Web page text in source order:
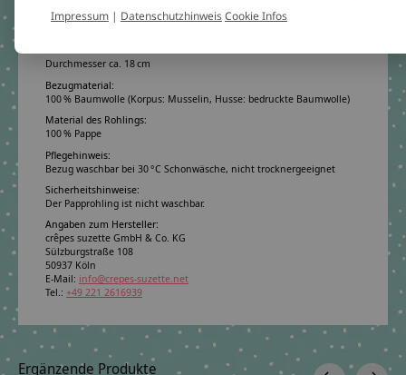
Höhe ca. 100 cm
Durchmesser ca. 18 cm
Bezugmaterial:
100 % Baumwolle (Korpus: Musselin, Husse: bedruckte Baumwolle)
Material des Rohlings:
100 % Pappe
Pflegehinweis:
Bezug waschbar bei 30 °C Schonwäsche, nicht trocknergeeignet
Sicherheitshinweise:
Der Papprohling ist nicht waschbar.
Angaben zum Hersteller:
crêpes suzette GmbH & Co. KG
Sülzburgstraße 108
50937 Köln
E-Mail: info@crepes-suzette.net
Tel.: +49 221 2616939
Ergänzende Produkte
Impressum | DatenschutzhinweisCookie Infos